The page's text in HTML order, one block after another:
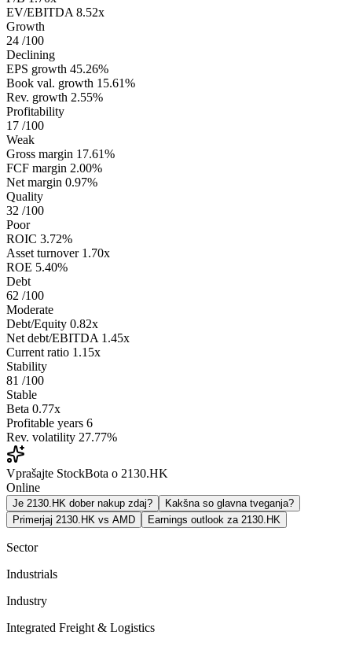
EV/EBITDA 8.52x
Growth
24 /100
Declining
EPS growth 45.26%
Book val. growth 15.61%
Rev. growth 2.55%
Profitability
17 /100
Weak
Gross margin 17.61%
FCF margin 2.00%
Net margin 0.97%
Quality
32 /100
Poor
ROIC 3.72%
Asset turnover 1.70x
ROE 5.40%
Debt
62 /100
Moderate
Debt/Equity 0.82x
Net debt/EBITDA 1.45x
Current ratio 1.15x
Stability
81 /100
Stable
Beta 0.77x
Profitable years 6
Rev. volatility 27.77%
Vprašajte StockBota o 2130.HK
Online
Je 2130.HK dober nakup zdaj?
Kakšna so glavna tveganja?
Primerjaj 2130.HK vs AMD
Earnings outlook za 2130.HK
Sector
Industrials
Industry
Integrated Freight & Logistics